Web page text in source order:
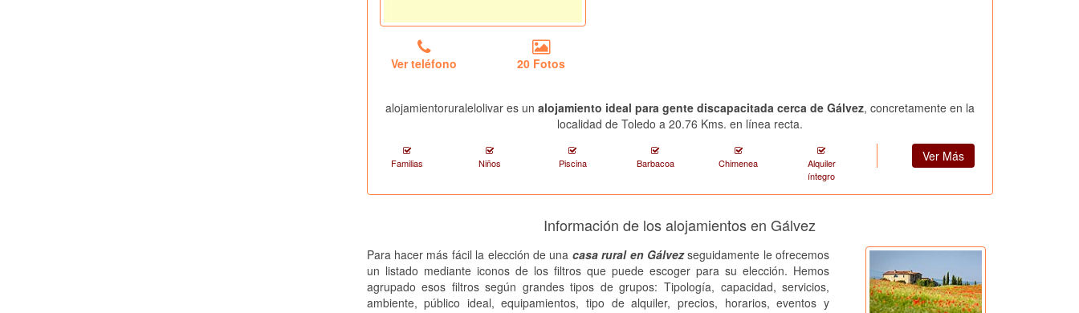
Ver teléfono 20 Fotos
alojamientoruralelolivar es un alojamiento ideal para gente discapacitada cerca de Gálvez, concretamente en la
localidad de Toledo a 20.76 Kms. en línea recta.
Familias Niños Piscina Barbacoa Chimenea
Alquiler
íntegro
Ver Más
Información de los alojamientos en Gálvez
Para hacer más fácil la elección de una casa rural en Gálvezseguidamente le ofrecemos
un listado mediante iconos de los filtros que puede escoger para su elección. Hemos
agrupado esos filtros según grandes tipos de grupos: Tipología, capacidad, servicios,
ambiente, público ideal, equipamientos, tipo de alquiler, precios, horarios, eventos y